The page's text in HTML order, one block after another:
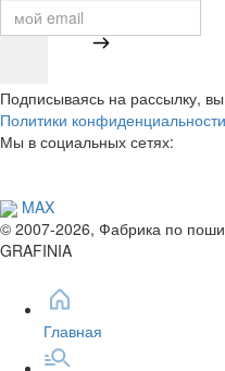
Подписываясь на рассылку,
Политики конфиденциальности
Мы в социальных сетях:
MAX
© 2007-2026, Фабрика по
GRAFINIA
Главная